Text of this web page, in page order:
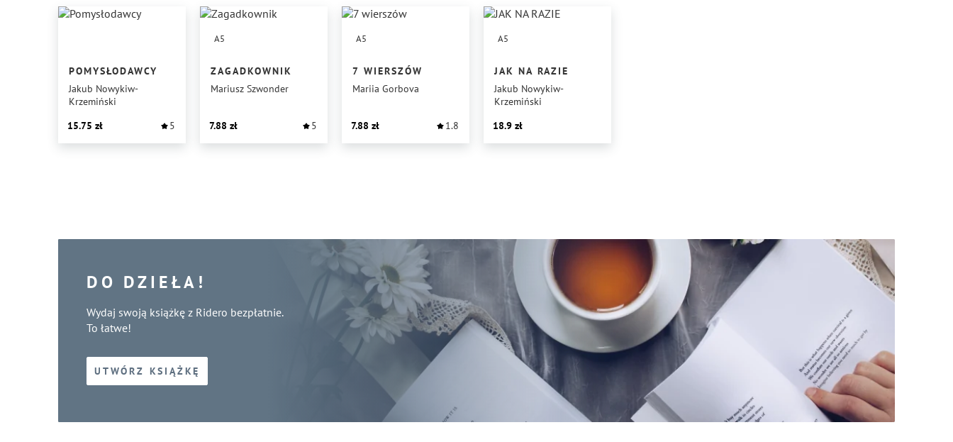
POMYSŁODAWCY
Jakub Nowykiw-
Krzemiński
15.75
5
A5
ZAGADKOWNIK
Mariusz Szwonder
7.88 5
A5
7 WIERSZÓW
Mariia Gorbova
7.88 1.8
A5
JAK NA RAZIE
Jakub Nowykiw-
Krzemiński
18.9
DO DZIEŁA!
Wydaj swoją książkę z Ridero bezpłatnie.
To łatwe!
UTWÓRZ KSIĄŻKĘ